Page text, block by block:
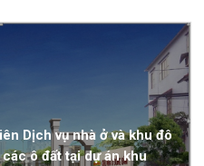
Dịch vụ nhà ở và khu đô
ô đất tại dự án khu